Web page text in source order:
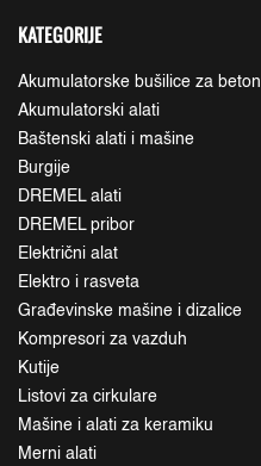
KATEGORIJE
Akumulatorske bušilice za beton
Akumulatorski alati
Baštenski alati i mašine
Burgije
DREMEL alati
DREMEL pribor
Električni alat
Elektro i rasveta
Građevinske mašine i dizalice
Kompresori za vazduh
Kutije
Listovi za cirkulare
Mašine i alati za keramiku
Merni alati